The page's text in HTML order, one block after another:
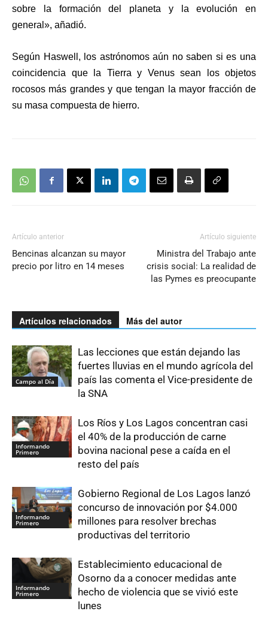
sobre la formación del planeta y la evolución en
general», añadió.
Según Haswell, los astrónomos aún no saben si es una
coincidencia que la Tierra y Venus sean los objetos
rocosos más grandes y que tengan la mayor fracción de
su masa compuesta de hierro.
Artículo anterior
Bencinas alcanzan su mayor
precio por litro en 14 meses
Artículo siguiente
Ministra del Trabajo ante
crisis social: La realidad de
las Pymes es preocupante
Artículos relacionados Más del autor
Campo al Día
Las lecciones que están dejando las
fuertes lluvias en el mundo agrícola del
país las comenta el Vice-presidente de
la SNA
Informando
Primero
Los Ríos y Los Lagos concentran casi
el 40% de la producción de carne
bovina nacional pese a caída en el
resto del país
Informando
Primero
Gobierno Regional de Los Lagos lanzó
concurso de innovación por $4.000
millones para resolver brechas
productivas del territorio
Informando
Primero
Establecimiento educacional de
Osorno da a conocer medidas ante
hecho de violencia que se vivió este
lunes